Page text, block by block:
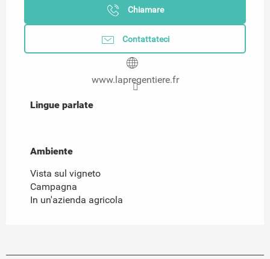
Chiamare
Contattateci
www.lapregentiere.fr
Lingue parlate
Lingue parlate
Ambiente
Ambiente
Vista sul vigneto
Campagna
In un'azienda agricola